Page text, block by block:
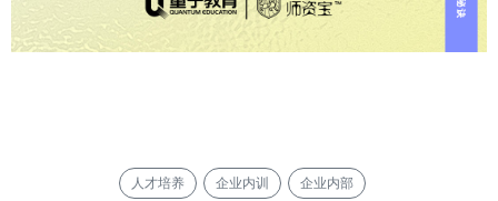
人才培养 企业内训 企业内部